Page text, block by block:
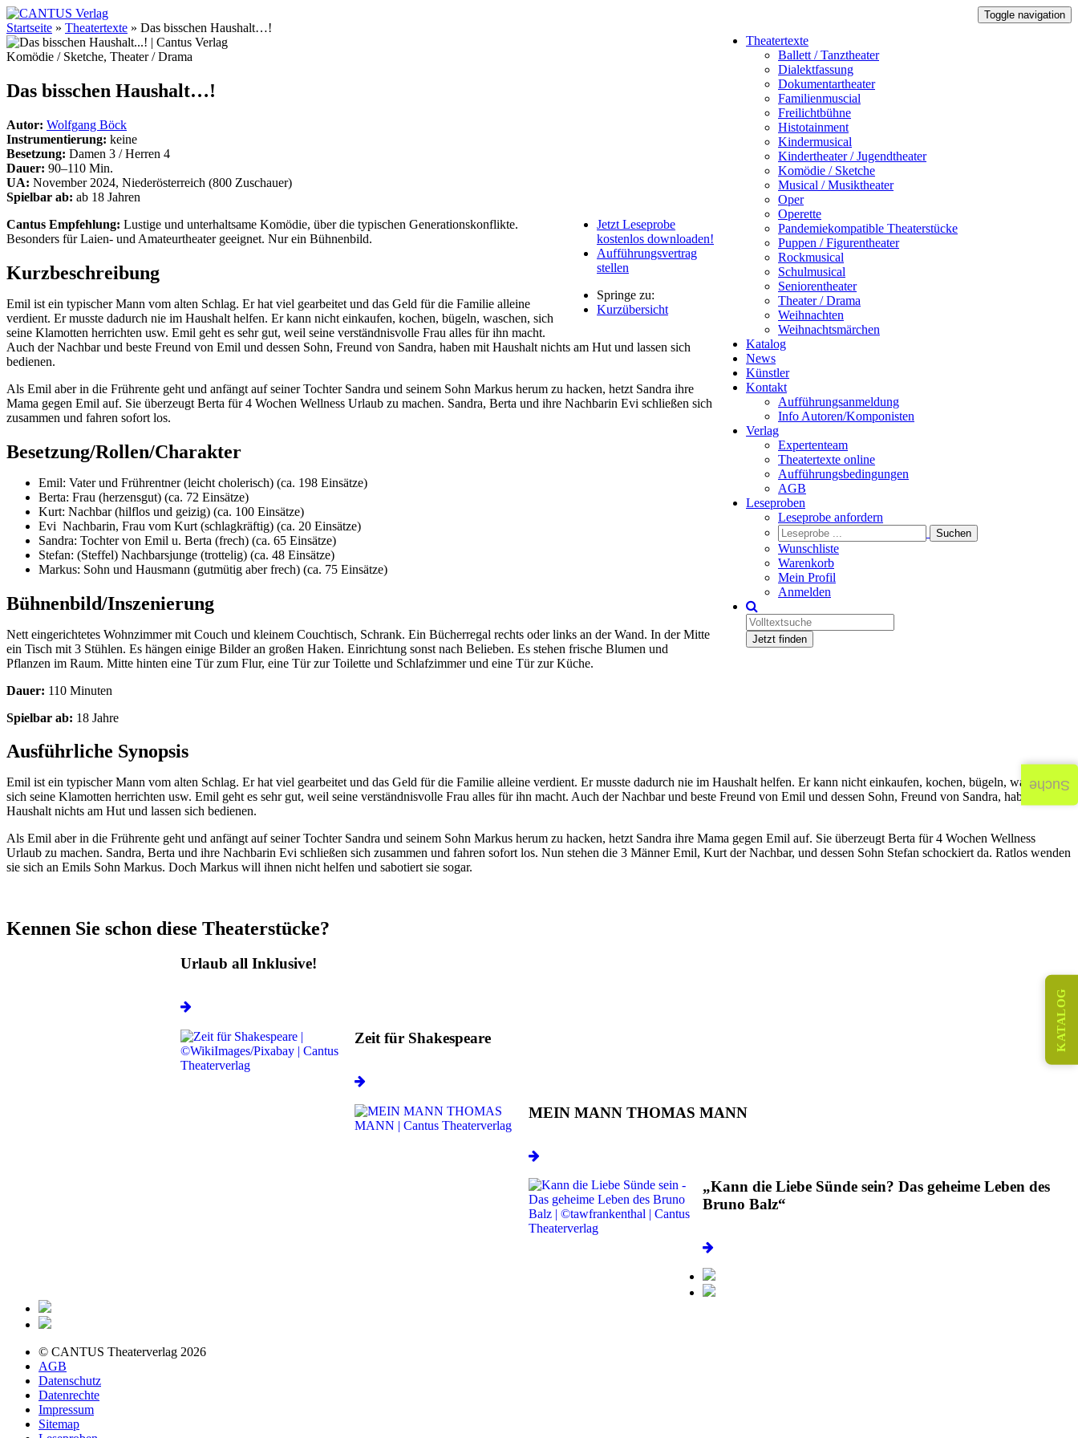
Toggle navigation
Theatertexte
Ballett / Tanztheater
Dialektfassung
Dokumentartheater
Familienmuscial
Freilichtbühne
Histotainment
Kindermusical
Kindertheater / Jugendtheater
Komödie / Sketche
Musical / Musiktheater
Oper
Operette
Pandemiekompatible Theaterstücke
Puppen / Figurentheater
Rockmusical
Schulmusical
Seniorentheater
Theater / Drama
Weihnachten
Weihnachtsmärchen
Katalog
News
Künstler
Kontakt
Aufführungsanmeldung
Info Autoren/Komponisten
Verlag
Expertenteam
Theatertexte online
Aufführungsbedingungen
AGB
Leseproben
Leseprobe anfordern
Wunschliste
Warenkorb
Mein Profil
Anmelden
Jetzt finden
Startseite » Theatertexte » Das bisschen Haushalt…!
Komödie / Sketche, Theater / Drama
Das bisschen Haushalt…!
Autor: Wolfgang Böck
Instrumentierung: keine
Besetzung: Damen 3 / Herren 4
Dauer: 90–110 Min.
UA: November 2024, Niederösterreich (800 Zuschauer)
Spielbar ab: ab 18 Jahren
Jetzt Leseprobe
kostenlos downloaden!
Aufführungsvertrag
stellen
Springe zu:
Kurzübersicht
Cantus Empfehlung: Lustige und unterhaltsame Komödie, über die typischen Generationskonflikte.
Besonders für Laien- und Amateurtheater geeignet. Nur ein Bühnenbild.
Kurzbeschreibung
Emil ist ein typischer Mann vom alten Schlag. Er hat viel gearbeitet und das Geld für die Familie alleine
verdient. Er musste dadurch nie im Haushalt helfen. Er kann nicht einkaufen, kochen, bügeln, waschen, sich
seine Klamotten herrichten usw. Emil geht es sehr gut, weil seine verständnisvolle Frau alles für ihn macht.
Auch der Nachbar und beste Freund von Emil und dessen Sohn, Freund von Sandra, haben mit Haushalt nichts am Hut und lassen sich
bedienen.
Als Emil aber in die Frührente geht und anfängt auf seiner Tochter Sandra und seinem Sohn Markus herum zu hacken, hetzt Sandra ihre
Mama gegen Emil auf. Sie überzeugt Berta für 4 Wochen Wellness Urlaub zu machen. Sandra, Berta und ihre Nachbarin Evi schließen sich
zusammen und fahren sofort los.
Besetzung/Rollen/Charakter
Emil: Vater und Frührentner (leicht cholerisch) (ca. 198 Einsätze)
Berta: Frau (herzensgut) (ca. 72 Einsätze)
Kurt: Nachbar (hilflos und geizig) (ca. 100 Einsätze)
Evi Nachbarin, Frau vom Kurt (schlagkräftig) (ca. 20 Einsätze)
Sandra: Tochter von Emil u. Berta (frech) (ca. 65 Einsätze)
Stefan: (Steffel) Nachbarsjunge (trottelig) (ca. 48 Einsätze)
Markus: Sohn und Hausmann (gutmütig aber frech) (ca. 75 Einsätze)
Bühnenbild/Inszenierung
Nett eingerichtetes Wohnzimmer mit Couch und kleinem Couchtisch, Schrank. Ein Bücherregal rechts oder links an der Wand. In der Mitte
ein Tisch mit 3 Stühlen. Es hängen einige Bilder an großen Haken. Einrichtung sonst nach Belieben. Es stehen frische Blumen und
Pflanzen im Raum. Mitte hinten eine Tür zum Flur, eine Tür zur Toilette und Schlafzimmer und eine Tür zur Küche.
Dauer: 110 Minuten
Spielbar ab: 18 Jahre
Ausführliche Synopsis
Emil ist ein typischer Mann vom alten Schlag. Er hat viel gearbeitet und das Geld für die Familie alleine verdient. Er musste dadurch nie im Haushalt helfen. Er kann nicht einkaufen, kochen, bügeln, waschen,
sich seine Klamotten herrichten usw. Emil geht es sehr gut, weil seine verständnisvolle Frau alles für ihn macht. Auch der Nachbar und beste Freund von Emil und dessen Sohn, Freund von Sandra, haben mit
Haushalt nichts am Hut und lassen sich bedienen.
Als Emil aber in die Frührente geht und anfängt auf seiner Tochter Sandra und seinem Sohn Markus herum zu hacken, hetzt Sandra ihre Mama gegen Emil auf. Sie überzeugt Berta für 4 Wochen Wellness
Urlaub zu machen. Sandra, Berta und ihre Nachbarin Evi schließen sich zusammen und fahren sofort los. Nun stehen die 3 Männer Emil, Kurt der Nachbar, und dessen Sohn Stefan schockiert da. Ratlos wenden
sie sich an Emils Sohn Markus. Doch Markus will ihnen nicht helfen und sabotiert sie sogar.
Kennen Sie schon diese Theaterstücke?
Urlaub all Inklusive!
Zeit für Shakespeare
MEIN MANN THOMAS MANN
„Kann die Liebe Sünde sein? Das geheime Leben des
Bruno Balz“
© CANTUS Theaterverlag 2026
AGB
Datenschutz
Datenrechte
Impressum
Sitemap
KATALOG
Suche